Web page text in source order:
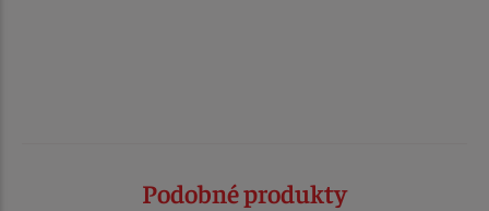
Podobné produkty